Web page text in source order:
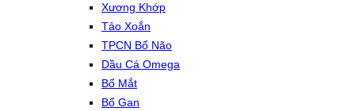
Xương Khớp
Tảo Xoắn
TPCN Bổ Não
Dầu Cá Omega
Bổ Mắt
Bổ Gan